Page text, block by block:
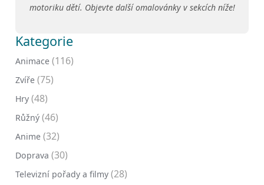
motoriku dětí. Objevte další omalovánky v sekcích níže!
Kategorie
Animace (116)
Zvíře (75)
Hry (48)
Růžný (46)
Anime (32)
Doprava (30)
Televizní pořady a filmy (28)